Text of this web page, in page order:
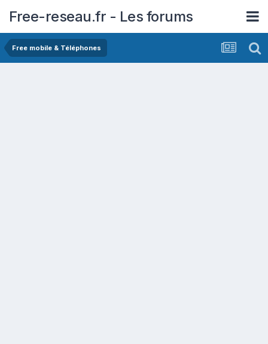
Free-reseau.fr - Les forums
Free mobile & Téléphones